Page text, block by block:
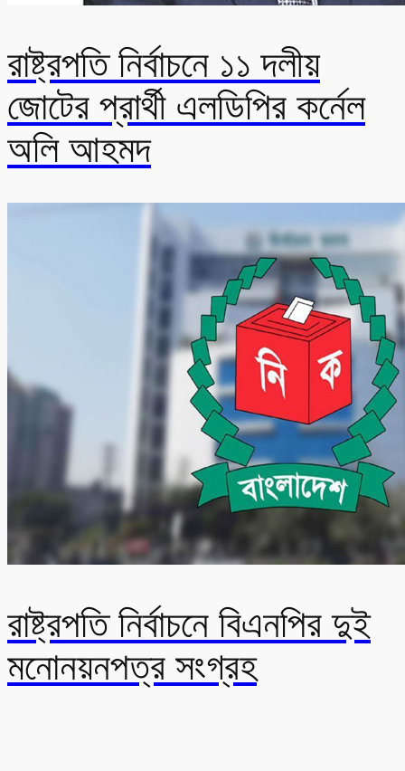
রাষ্ট্রপতি নির্বাচনে ১১ দলীয়
জোটের প্রার্থী এলডিপির কর্নেল
অলি আহমদ
রাষ্ট্রপতি নির্বাচনে বিএনপির দুই
মনোনয়নপত্র সংগ্রহ